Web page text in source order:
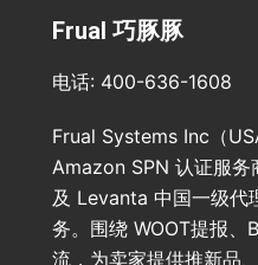
Frual 巧豚豚
电话: 400-636-1608
Frual Systems Inc（
Amazon SPN 认证服务
及 Levanta 中国一级代
务。围绕 WOOT提报、
流，为卖家提供推新品